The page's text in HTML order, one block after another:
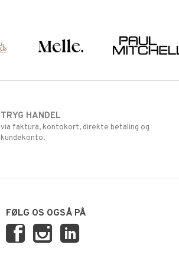
TRYG HANDEL
via faktura, kontokort, direkte betaling og
kundekonto.
FØLG OS OGSÅ PÅ